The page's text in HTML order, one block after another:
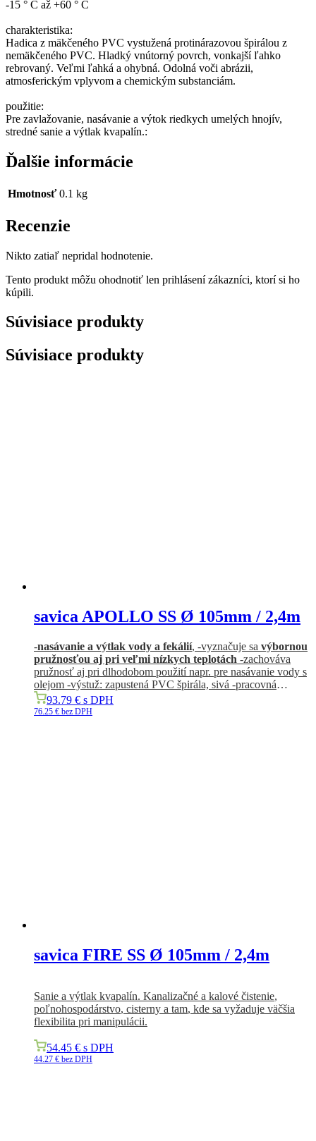
-15 ° C až +60 ° C
charakteristika:
Hadica z mäkčeného PVC vystužená protinárazovou špirálou z
nemäkčeného PVC. Hladký vnútorný povrch, vonkajší ľahko
rebrovaný. Veľmi ľahká a ohybná. Odolná voči abrázii,
atmosferickým vplyvom a chemickým substanciám.
použitie:
Pre zavlažovanie, nasávanie a výtok riedkych umelých hnojív,
stredné sanie a výtlak kvapalín.:
Ďalšie informácie
Hmotnosť 0.1 kg
Recenzie
Nikto zatiaľ nepridal hodnotenie.
Tento produkt môžu ohodnotiť len prihlásení zákazníci, ktorí si ho
kúpili.
Súvisiace produkty
Súvisiace produkty
savica APOLLO SS Ø 105mm / 2,4m
-nasávanie a výtlak vody a fekálií, -vyznačuje sa výbornou
pružnosťou aj pri veľmi nízkych teplotách -zachováva
pružnosť aj pri dlhodobom použití napr. pre nasávanie vody s
olejom -výstuž: zapustená PVC špirála, sivá -pracovná
teplota: -40 °C/+60 °C
93.79 € s DPH
76.25 € bez DPH
savica FIRE SS Ø 105mm / 2,4m
Sanie a výtlak kvapalín. Kanalizačné a kalové čistenie,
poľnohospodárstvo, cisterny a tam, kde sa vyžaduje väčšia
flexibilita pri manipulácii.
54.45 € s DPH
44.27 € bez DPH